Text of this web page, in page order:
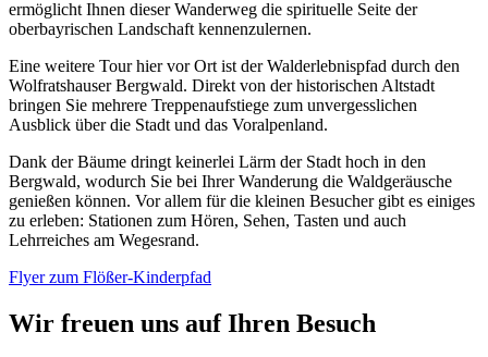
ermöglicht Ihnen dieser Wanderweg die spirituelle Seite der
oberbayrischen Landschaft kennenzulernen.
Eine weitere Tour hier vor Ort ist der Walderlebnispfad durch den
Wolfratshauser Bergwald. Direkt von der historischen Altstadt
bringen Sie mehrere Treppenaufstiege zum unvergesslichen
Ausblick über die Stadt und das Voralpenland.
Dank der Bäume dringt keinerlei Lärm der Stadt hoch in den
Bergwald, wodurch Sie bei Ihrer Wanderung die Waldgeräusche
genießen können. Vor allem für die kleinen Besucher gibt es einiges
zu erleben: Stationen zum Hören, Sehen, Tasten und auch
Lehrreiches am Wegesrand.
Flyer zum Flößer-Kinderpfad
Wir freuen uns auf Ihren Besuch